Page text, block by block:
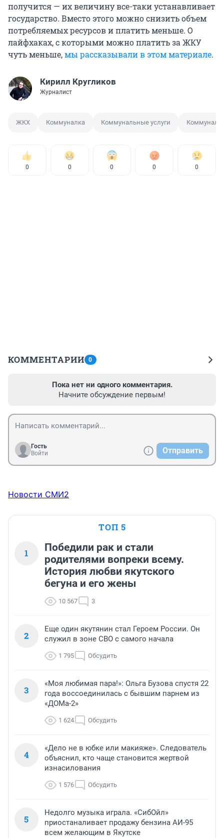
получится — их величину все-таки устанавливает
государство. Вместо этого можно снизить объем
потребляемых ресурсов и платить меньше. О
лайфхаках, с которыми можно платить за ЖКУ
чуть меньше,мы рассказывали в этом материале.
Кирилл Кругликов
Журналист
ЖКХ Коммуналка Коммунальные услуги
0 0 0 0 0
КОММЕНТАРИИ 0
Пока нет ни одного комментария.
Начните обсуждение первым!
Гость
Войти
Отправить
Новости СМИ2
ТОП 5
1
Победили рак и стали
родителями вопреки всему.
История любви якутского
бегуна и его жены
10 567 3
2
Еще один якутянин стал Героем России. Он
служил в зоне СВО с самого начала
1 795 Обсудить
3
«Моя любимая пара!»: Ольга Бузова спустя 22
года воссоединилась с бывшим парнем из
«ДОМа-2»
1 624 Обсудить
4
«Дело не в юбке или макияже». Следователь
объяснил, кто чаще становится жертвой
изнасилования
1 576 Обсудить
5
Недолго музыка играла. «СибОйл»
приостаналивает продажу бензина АИ-95
всем желающим в Якутске